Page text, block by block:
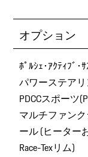
オプション
ﾎﾟﾙｼｪ･ｱｸﾃｨﾌﾞ･
パワーステア
PDCCスポーツ
マルチファン
ール (ヒーター
Race-Texリム)